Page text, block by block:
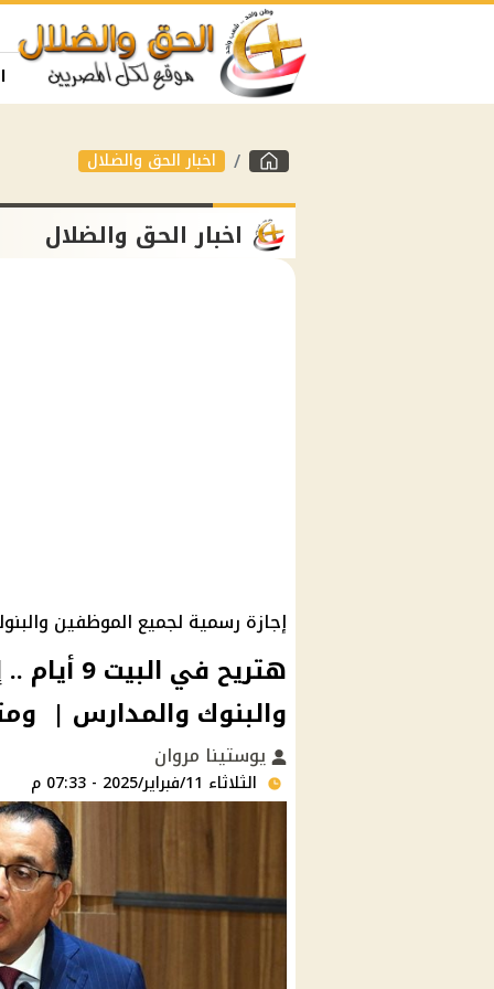
اخبار الحق والضلال
اخبار الحق والضلال
إجازة رسمية لجميع الموظفين
هتريح
والبنوك والمدارس |
يوستينا مروان
الثلاثاء 11/فبراير/2025 - 07:33 م